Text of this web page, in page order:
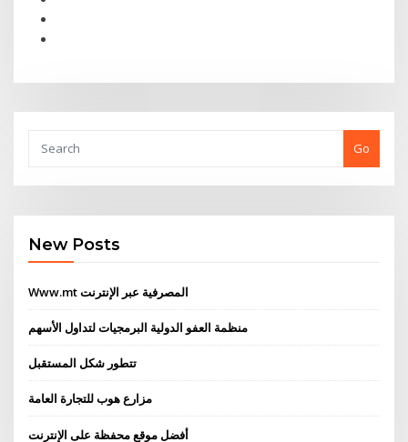
Go
New Posts
Www.mt المصرفية عبر الإنترنت
منظمة العفو الدولية البرمجيات لتداول الأسهم
تتطور شكل المستقبل
مزارع هوب للتجارة العامة
أفضل موقع محفظة على الإنترنت